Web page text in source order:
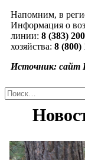
Напомним, в
Информация о
линии: 8 (383)
хозяйства: 8 (800)
Источник: сайт
Найти: